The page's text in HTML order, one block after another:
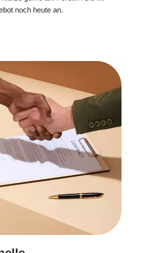
noch heute an.